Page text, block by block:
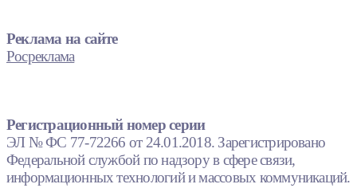
Реклама на сайте
Росреклама
Регистрационный номер серии
ЭЛ № ФС 77-72266 от 24.01.2018. Зарегистрировано
Федеральной службой по надзору в сфере связи,
информационных технологий и массовых коммуникаций.